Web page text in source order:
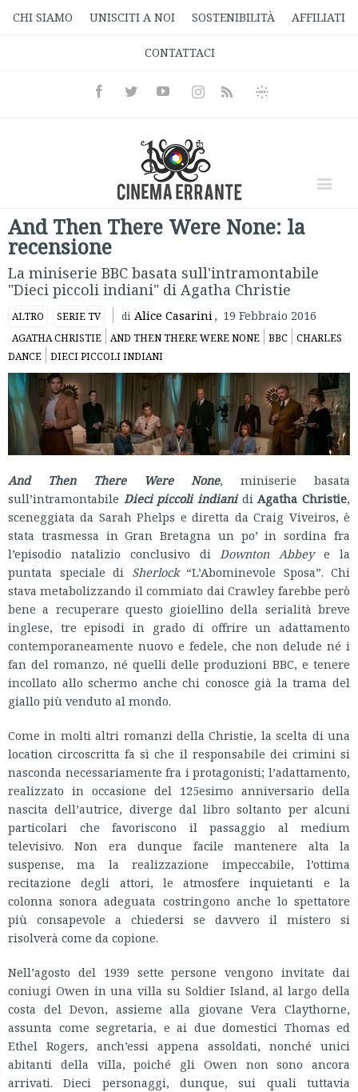
CHI SIAMO UNISCITI A NOI SOSTENIBILITÀ AFFILIATI
CONTATTACI
FacebookTwitterYoutubeInstagramRss
Informativa
And Then There Were None: la
recensione
La miniserie BBC basata sull'intramontabile
"Dieci piccoli indiani" di Agatha Christie
ALTRO SERIE TV di Alice Casarini, 19 Febbraio 2016
AGATHA CHRISTIE AND THEN THERE WERE NONE BBC
CHARLES
DANCE
DIECI PICCOLI INDIANI
And Then There Were None, miniserie basata
sull’intramontabile Dieci piccoli indianidiAgatha Christie,
sceneggiata da Sarah Phelps e diretta da Craig Viveiros, è
stata trasmessa in Gran Bretagna un po’ in sordina fra
l’episodio natalizio conclusivo diDownton Abbeye la
puntata speciale di Sherlock“L’Abominevole Sposa”. Chi
stava metabolizzando il commiato dai Crawley farebbe però
bene a recuperare questo gioiellino della serialità breve
inglese, tre episodi in grado di offrire un adattamento
contemporaneamente nuovo e fedele, che non delude né i
fan del romanzo, né quelli delle produzioni BBC, e tenere
incollato allo schermo anche chi conosce già la trama del
giallo più venduto al mondo.
Come in molti altri romanzi della Christie, la scelta di una
location circoscritta fa sì che il responsabile dei crimini si
nasconda necessariamente fra i protagonisti; l’adattamento,
realizzato in occasione del 125esimo anniversario della
nascita dell’autrice, diverge dal libro soltanto per alcuni
particolari che favoriscono il passaggio al medium
televisivo. Non era dunque facile mantenere alta la
suspense, ma la realizzazione impeccabile, l’ottima
recitazione degli attori, le atmosfere inquietanti e la
colonna sonora adeguata costringono anche lo spettatore
più consapevole a chiedersi se davvero il mistero si
risolverà come da copione.
Nell’agosto del 1939 sette persone vengono invitate dai
coniugi Owen in una villa su Soldier Island, al largo della
costa del Devon, assieme alla giovane Vera Claythorne,
assunta come segretaria, e ai due domestici Thomas ed
Ethel Rogers, anch’essi appena assoldati, nonché unici
abitanti della villa, poiché gli Owen non sono ancora
arrivati. Dieci personaggi, dunque, sui quali tuttavia